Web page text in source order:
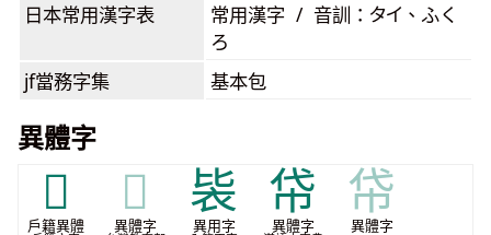
日本常用漢字表
常用漢字 / 音訓：タイ、ふく
ろ
jf當務字集 基本包
異體字
𣅁
戶籍異體
𣅁
異體字
䘡
異用字
帒
異體字
帒
異體字